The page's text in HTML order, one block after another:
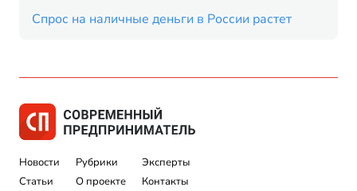
Спрос на наличные деньги в России растет
Новости
Статьи
Рубрики
О проекте
Эксперты
Контакты